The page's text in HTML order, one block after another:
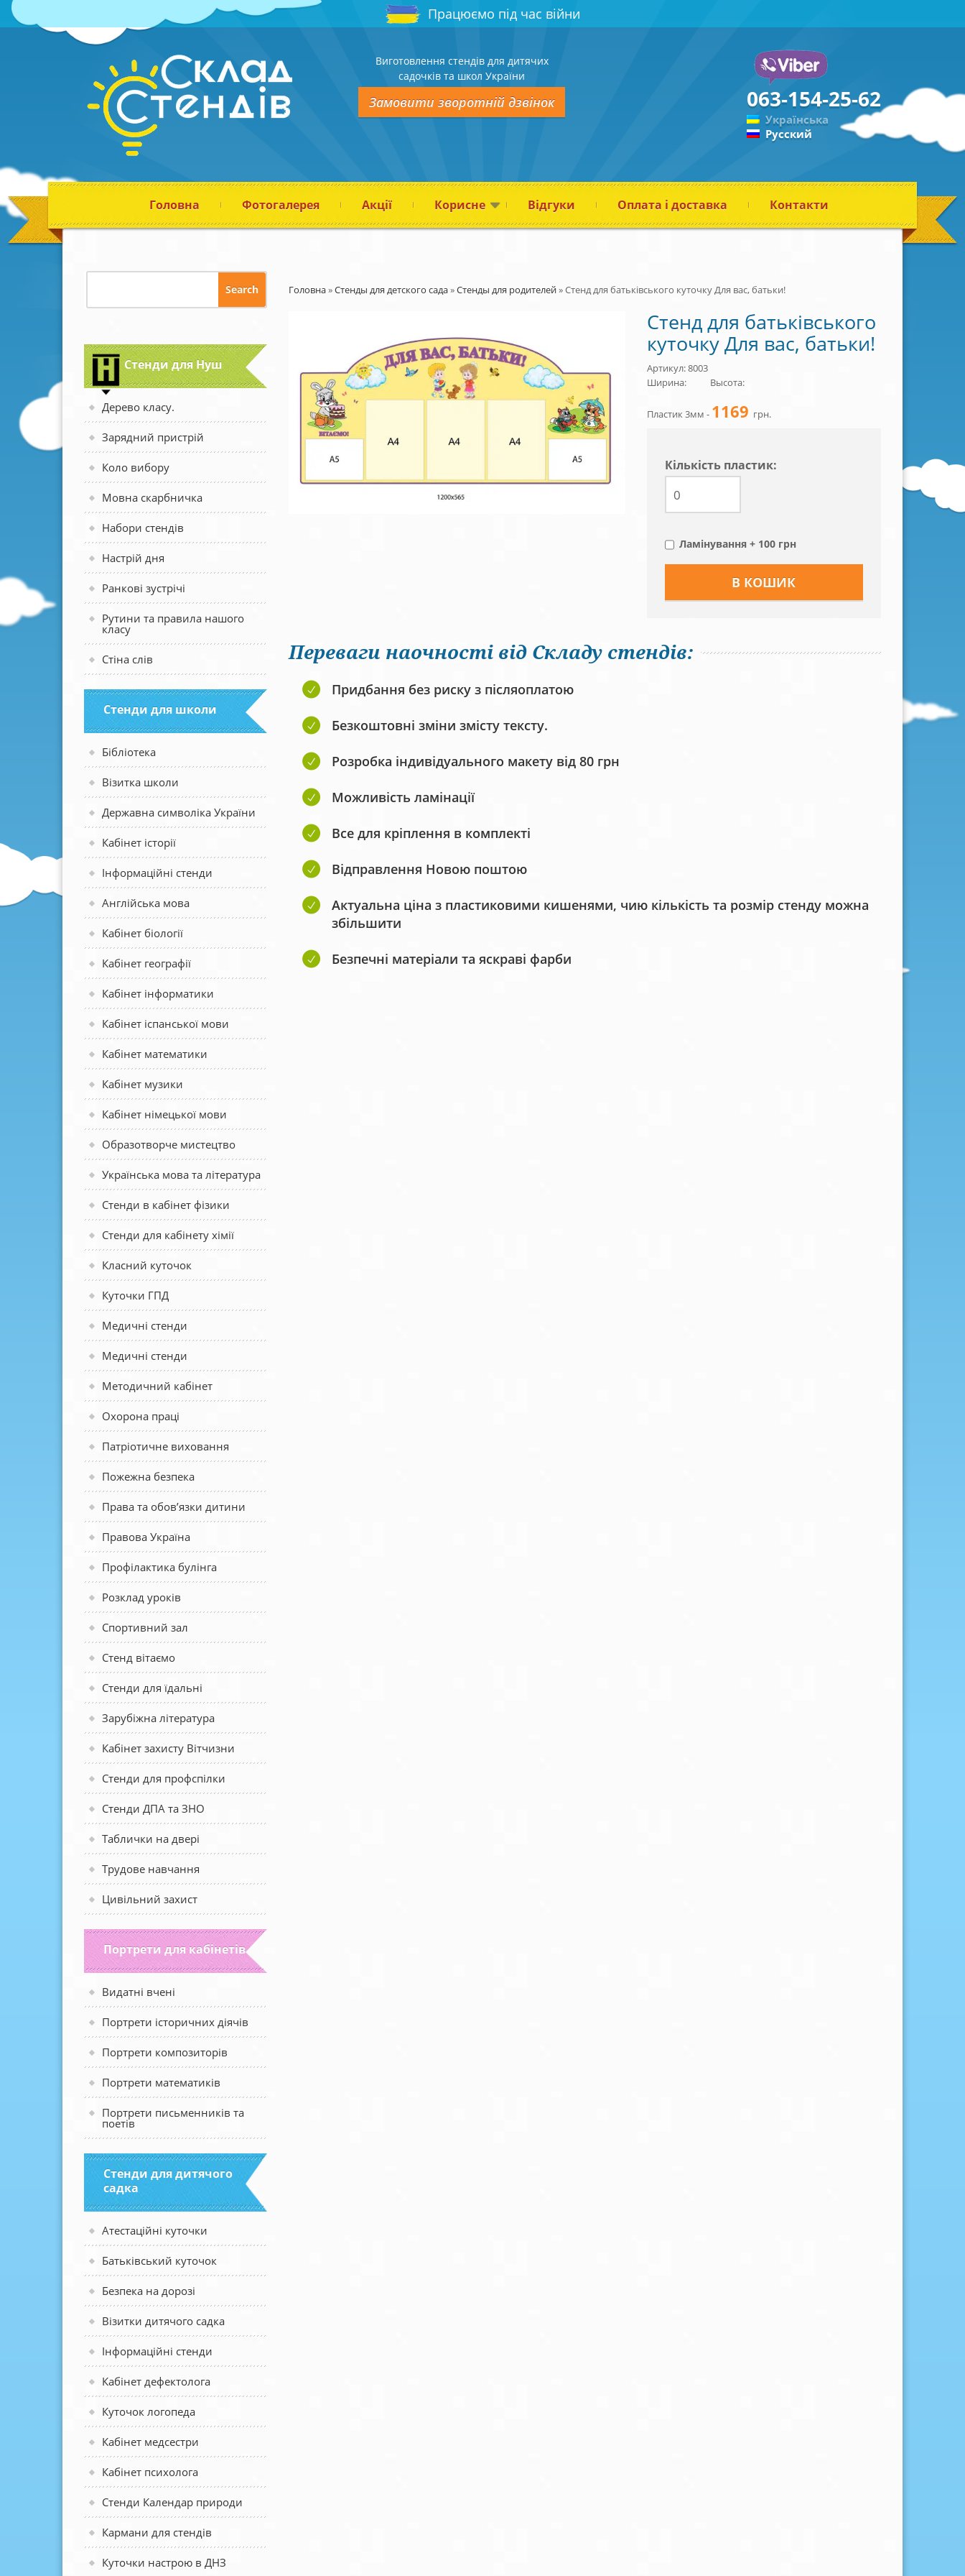
Працюємо під час війни
Виготовлення стендів для дитячих
садочків та школ України
Замовити зворотній дзвінок 063-154-25-62
Українська
Русский
Головна Фотогалерея Акції Корисне Відгуки Оплата і доставка Контакти
Стенди для Нуш
Дерево класу.
Зарядний пристрій
Коло вибору
Мовна скарбничка
Набори стендів
Настрій дня
Ранкові зустрічі
Рутини та правила нашого
класу
Стіна слів
Стенди для школи
Бібліотека
Візитка школи
Державна символіка України
Кабінет історії
Інформаційні стенди
Англійська мова
Кабінет біології
Кабінет географії
Кабінет інформатики
Кабінет іспанської мови
Кабінет математики
Кабінет музики
Кабінет німецької мови
Образотворче мистецтво
Українська мова та література
Стенди в кабінет фізики
Стенди для кабінету хімії
Класний куточок
Куточки ГПД
Медичні стенди
Медичні стенди
Методичний кабінет
Охорона праці
Патріотичне виховання
Пожежна безпека
Права та обов’язки дитини
Правова Україна
Профілактика булінга
Розклад уроків
Спортивний зал
Стенд вітаємо
Стенди для їдальні
Зарубіжна література
Кабінет захисту Вітчизни
Стенди для профспілки
Стенди ДПА та ЗНО
Таблички на двері
Трудове навчання
Цивільний захист
Портрети для кабінетів
Видатні вчені
Портрети історичних діячів
Портрети композиторів
Портрети математиків
Портрети письменників та
поетів
Стенди для дитячого
садка
Атестаційні куточки
Батьківський куточок
Безпека на дорозі
Візитки дитячого садка
Інформаційні стенди
Кабінет дефектолога
Куточок логопеда
Кабінет медсестри
Кабінет психолога
Стенди Календар природи
Кармани для стендів
Куточки настрою в ДНЗ
Головна»Стенды для детского сада»Стенды для родителей»Стенд для батьківського куточку Для вас, батьки!
Стенд для батьківського
куточку Для вас, батьки!
Артикул: 8003
Ширина:
Высота:
Пластик 3мм - 1169 грн.
Кiлькiсть пластик:
Ламінування + 100 грн
Переваги наочності від Складу стендів:
Придбання без риску з післяоплатою
Безкоштовні зміни змісту тексту.
Розробка індивідуального макету від 80 грн
Можливість ламінації
Все для кріплення в комплекті
Відправлення Новою поштою
Актуальна ціна з пластиковими кишенями, чию кількість та розмір стенду можна
збільшити
Безпечні матеріали та яскраві фарби